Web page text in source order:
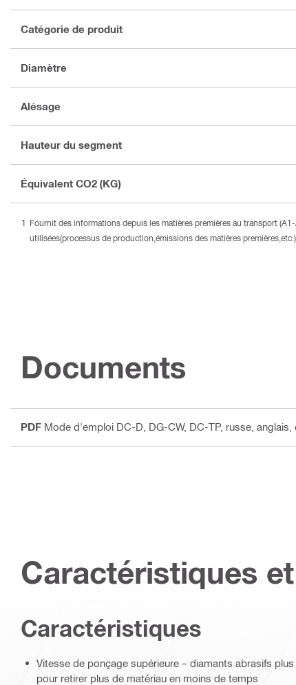
Catégorie de produit
Diamètre
Alésage
Hauteur du segment
Équivalent CO2 (KG)
Fournit des informations depuis les matières premières au transport
utilisées(processus de production,émissions des matières premières,etc.)
Documents
PDF Mode d'emploi DC-D, DG-CW, DC-TP , russe,
Caractéristiques
Caractéristiques
Vitesse de ponçage supérieure – diamants abrasifs
pour retirer plus de matériau en moins de temps